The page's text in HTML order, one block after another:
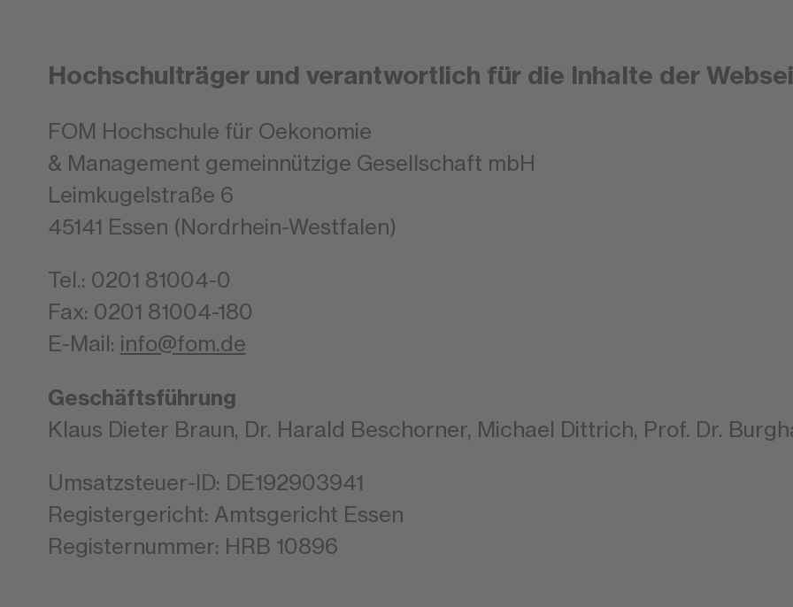
Hochschulträger und verantwortlich für die Inhalte der
FOM Hochschule für Oekonomie
& Management gemeinnützige Gesellschaft mbH
Leimkugelstraße 6
45141 Essen (Nordrhein-Westfalen)
Tel.: 0201 81004-0
Fax: 0201 81004-180
E-Mail: info@fom.de
Geschäftsführung
Klaus Dieter Braun, Dr. Harald Beschorner, Michael Dittrich, Prof. Dr.
Umsatzsteuer-ID: DE192903941
Registergericht: Amtsgericht Essen
Registernummer: HRB 10896